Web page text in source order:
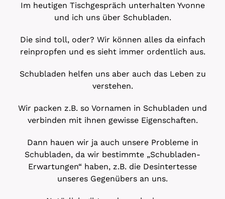
Im heutigen Tischgespräch unterhalten Yvonne
und ich uns über Schubladen.
Die sind toll, oder? Wir können alles da einfach
reinpropfen und es sieht immer ordentlich aus.
Schubladen helfen uns aber auch das Leben zu
verstehen.
Wir packen z.B. so Vornamen in Schubladen und
verbinden mit ihnen gewisse Eigenschaften.
Dann hauen wir ja auch unsere Probleme in
Schubladen, da wir bestimmte „Schubladen-
Erwartungen“ haben, z.B. die Desintertesse
unseres Gegenübers an uns.